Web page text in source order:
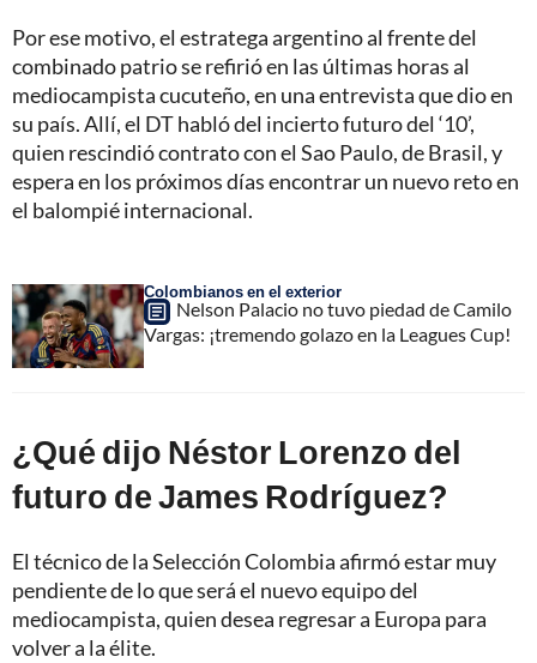
Por ese motivo, el estratega argentino al frente del
combinado patrio se refirió en las últimas horas al
mediocampista cucuteño, en una entrevista que dio en
su país. Allí, el DT habló del incierto futuro del ‘10’,
quien rescindió contrato con el Sao Paulo, de Brasil, y
espera en los próximos días encontrar un nuevo reto en
el balompié internacional.
Colombianos en el exterior
Nelson Palacio no tuvo piedad de Camilo
Vargas: ¡tremendo golazo en la Leagues Cup!
¿Qué dijo Néstor Lorenzo del
futuro de James Rodríguez?
El técnico de la Selección Colombia afirmó estar muy
pendiente de lo que será el nuevo equipo del
mediocampista, quien desea regresar a Europa para
volver a la élite.